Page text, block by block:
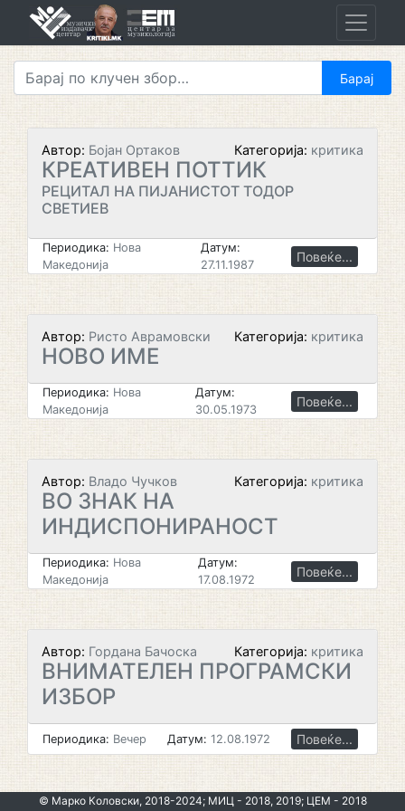
Автор: Бојан Ортаков Категорија: критика
КРЕАТИВЕН ПОТТИК
РЕЦИТАЛ НА ПИЈАНИСТОТ ТОДОР
СВЕТИЕВ
Периодика: Нова
Македонија
Датум:
27.11.1987
Повеќе...
Автор: Ристо Аврамовски Категорија: критика
НОВО ИМЕ
Периодика: Нова
Македонија
Датум:
30.05.1973
Повеќе...
Автор: Владо Чучков Категорија: критика
ВО ЗНАК НА
ИНДИСПОНИРАНОСТ
Периодика: Нова
Македонија
Датум:
17.08.1972
Повеќе...
Автор: Гордана Бачоска Категорија: критика
ВНИМАТЕЛЕН ПРОГРАМСКИ
ИЗБОР
Периодика: Вечер Датум: 12.08.1972 Повеќе...
© Марко Коловски, 2018-2024; МИЦ - 2018, 2019; ЦЕМ - 2018